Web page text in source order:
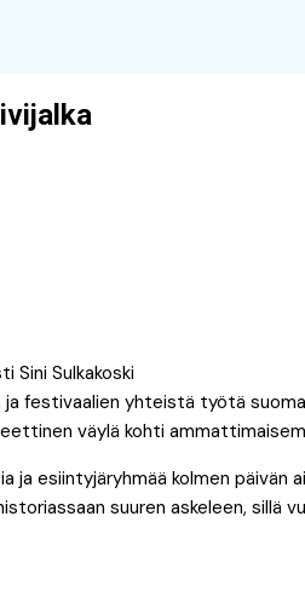
festivaalien yhteistä työtä
väylä kohti
ja esiintyjäryhmää kolmen
suuren askeleen,